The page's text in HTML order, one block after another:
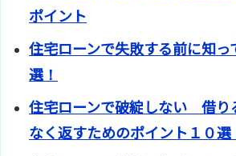
ポイント
住宅ローンで失敗する前に知っ
選！
住宅ローンで破綻しない 借り
なく返すためのポイント１０選